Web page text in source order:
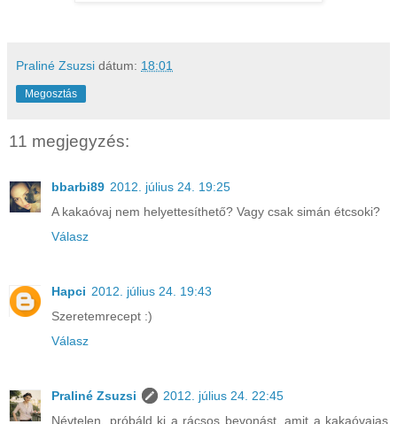
Praliné Zsuzsi dátum: 18:01
Megosztás
11 megjegyzés:
bbarbi89 2012. július 24. 19:25
A kakaóvaj nem helyettesíthető? Vagy csak simán étcsoki?
Válasz
Hapci 2012. július 24. 19:43
Szeretemrecept :)
Válasz
Praliné Zsuzsi
2012. július 24. 22:45
Névtelen, próbáld ki a rácsos bevonást, amit a kakaóvajas